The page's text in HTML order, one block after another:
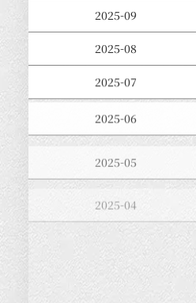
2025-09
2025-08
2025-07
2025-06
2025-05
2025-04
2025-03
2025-01